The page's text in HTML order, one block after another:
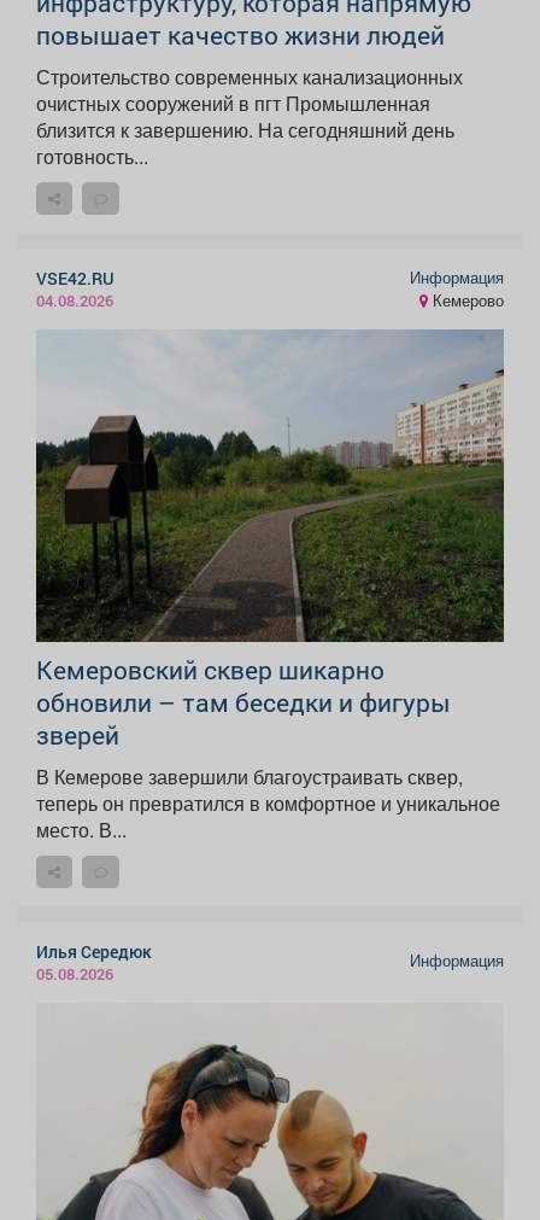
повышает качество жизни людей
Строительство современных канализационных
очистных сооружений в пгт Промышленная
близится к завершению. На сегодняшний день
готовность...
VSE42.RU
04.08.2026
Информация
Кемерово
Кемеровский сквер шикарно
обновили – там беседки и фигуры
зверей
В Кемерове завершили благоустраивать сквер,
теперь он превратился в комфортное и уникальное
место. В...
Илья Середюк
05.08.2026
Информация